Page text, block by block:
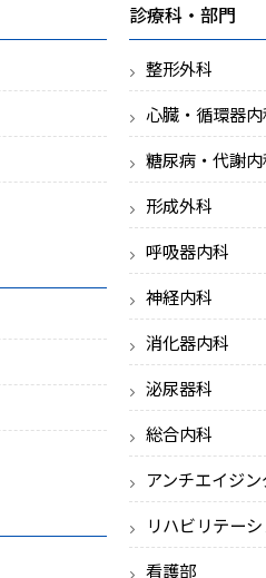
診療科・部門
整形外科
心臓・循環器
糖尿病・代謝
形成外科
呼吸器内科
神経内科
消化器内科
泌尿器科
総合内科
アンチエイジ
リハビリテー
看護部